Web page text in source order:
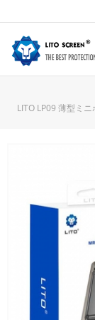
LITO LP09 薄型ミ